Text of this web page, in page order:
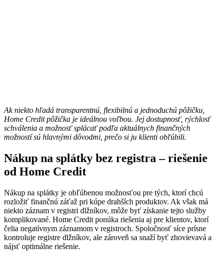
Ak niekto hľadá transparentnú, flexibilnú a jednoduchú pôžičku,
Home Credit pôžička je ideálnou voľbou. Jej dostupnosť, rýchlosť
schválenia a možnosť splácať podľa aktuálnych finančných
možností sú hlavnými dôvodmi, prečo si ju klienti obľúbili.
Nákup na splátky bez registra – riešenie
od Home Credit
Nákup na splátky je obľúbenou možnosťou pre tých, ktorí chcú
rozložiť finančnú záťaž pri kúpe drahších produktov. Ak však má
niekto záznam v registri dlžníkov, môže byť získanie tejto služby
komplikované. Home Credit ponúka riešenia aj pre klientov, ktorí
čelia negatívnym záznamom v registroch. Spoločnosť síce prísne
kontroluje registre dlžníkov, ale zároveň sa snaží byť zhovievavá a
nájsť optimálne riešenie.